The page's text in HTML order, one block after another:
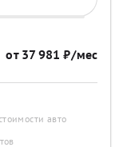
от 37 981 ₽/мес
авто